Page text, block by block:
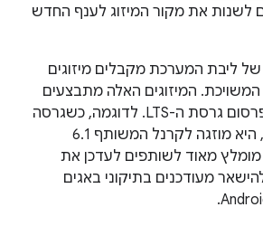
לשנות את מקור המיזוג לענף החדש
של ליבת המערכת מקבלים מיזוגים
המשויכת. המיזוגים האלה מתבצעים
בדרך כלל מיד אחרי פרסום גרסת ה-LTS. לדוגמה, כשגרסה
Linux 6.1.75 פורסמה, היא מוזגה לקרנל המשותף 6.1
מאוד לשותפים לעדכן את
מעודכנים בתיקוני באגים